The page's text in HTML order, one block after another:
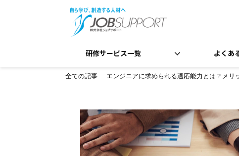
研修サービス一覧 よくあ
全ての記事 エンジニアに求められる適応能力とは？メリ